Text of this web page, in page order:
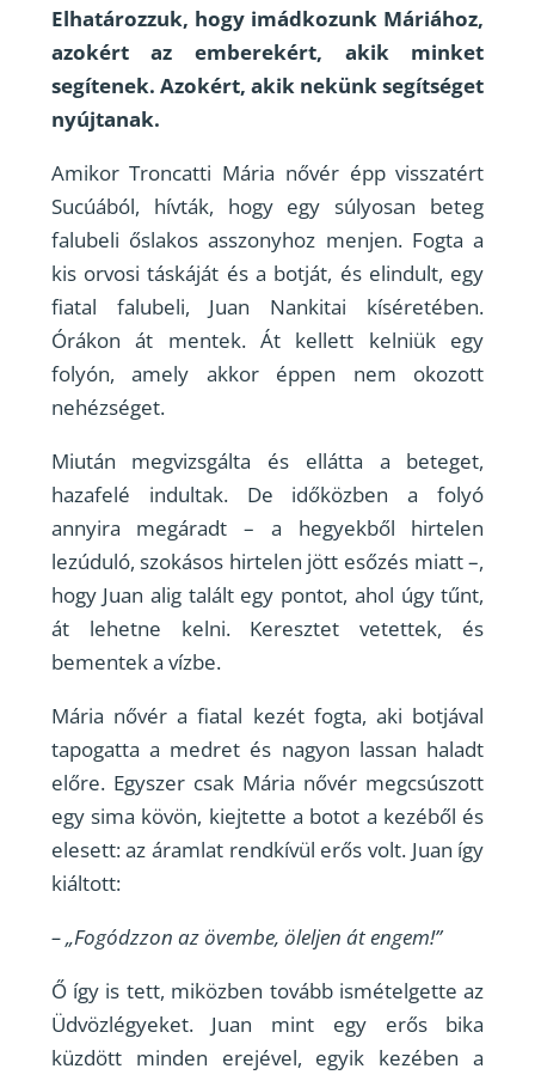
Elhatározzuk, hogy imádkozunk Máriához,
azokért az emberekért, akik minket
segítenek. Azokért, akik nekünk segítséget
nyújtanak.
Amikor Troncatti Mária nővér épp visszatért
Sucúából, hívták, hogy egy súlyosan beteg
falubeli őslakos asszonyhoz menjen. Fogta a
kis orvosi táskáját és a botját, és elindult, egy
fiatal falubeli, Juan Nankitai kíséretében.
Órákon át mentek. Át kellett kelniük egy
folyón, amely akkor éppen nem okozott
nehézséget.
Miután megvizsgálta és ellátta a beteget,
hazafelé indultak. De időközben a folyó
annyira megáradt – a hegyekből hirtelen
lezúduló, szokásos hirtelen jött esőzés miatt –,
hogy Juan alig talált egy pontot, ahol úgy tűnt,
át lehetne kelni. Keresztet vetettek, és
bementek a vízbe.
Mária nővér a fiatal kezét fogta, aki botjával
tapogatta a medret és nagyon lassan haladt
előre. Egyszer csak Mária nővér megcsúszott
egy sima kövön, kiejtette a botot a kezéből és
elesett: az áramlat rendkívül erős volt. Juan így
kiáltott:
– „Fogódzzon az övembe, öleljen át engem!”
Ő így is tett, miközben tovább ismételgette az
Üdvözlégyeket. Juan mint egy erős bika
küzdött minden erejével, egyik kezében a